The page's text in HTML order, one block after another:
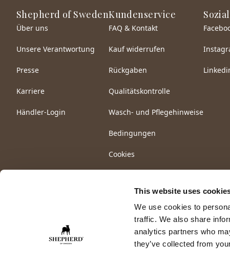
This website uses
We use cookies to
traffic. We also share
analytics partners who
they’ve collected from
Shepherd of Sweden
Über uns
Unsere Verantwortung
Presse
Karriere
Händler-Login
Kundenservice
FAQ & Kontakt
Kauf widerrufen
Rückgaben
Qualitätskontrolle
Wasch- und Pflegehinweise
Bedingungen
Cookies